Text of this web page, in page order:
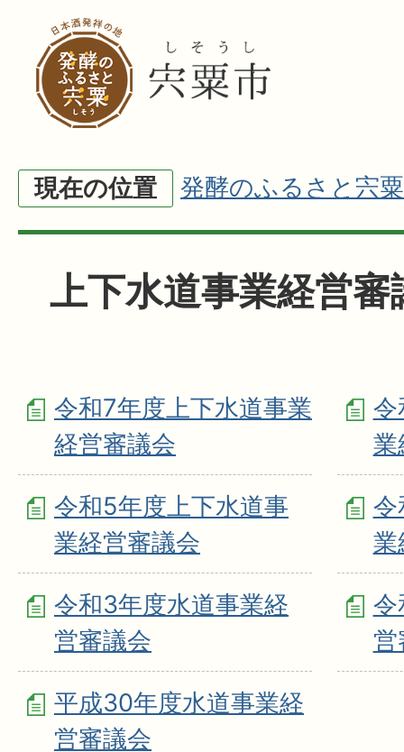
現在の位置 発酵のふるさと宍粟
上下水道事業経営審
令和7年度上下水道事業
経営審議会
令
業
令和5年度上下水道事
業経営審議会
令
業
令和3年度水道事業経
営審議会
令
営
平成30年度水道事業経
営審議会